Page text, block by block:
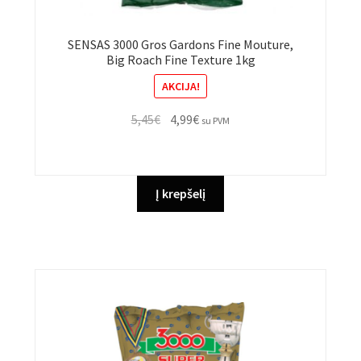
SENSAS 3000 Gros Gardons Fine Mouture,
Big Roach Fine Texture 1kg
AKCIJA!
5,45€ Original
5,45€.
4,99€Current
4,99€.
su PVM
Į krepšelį